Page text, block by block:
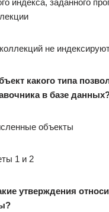
индекса, заданного
не
какого типа
в базе
объекты
1 и 2
утверждения